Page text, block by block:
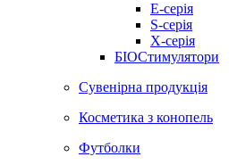
E-серія
S-серія
X-серія
БІОСтимулятори
Сувенірна продукція
Косметика з конопель
Футболки